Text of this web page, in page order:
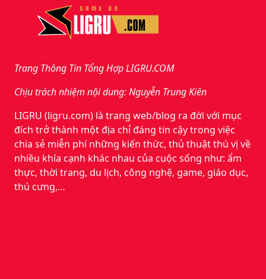
Trang Thông Tin Tổng Hợp LIGRU.COM
Chịu trách nhiệm nội dung: Nguyễn Trung Kiên
LIGRU (ligru.com) là trang web/blog ra đời với mục
đích trở thành một địa chỉ đáng tin cậy trong việc
chia sẻ miễn phí những kiến thức, thủ thuật thú vị về
nhiều khía cạnh khác nhau của cuộc sống như: ẩm
thực, thời trang, du lịch, công nghệ, game, giáo dục,
thú cưng,…